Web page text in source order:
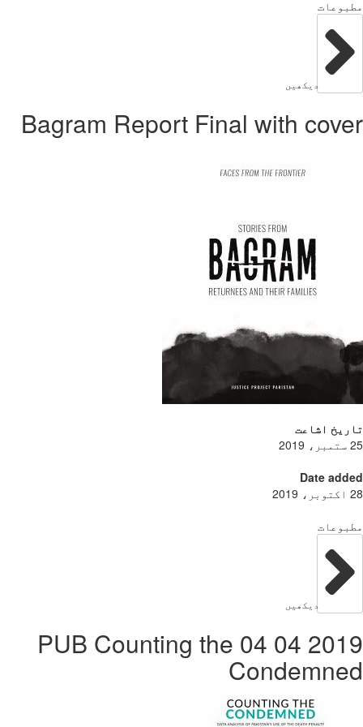
دیکھیں
Bagram Report Final with
اشاعت
Date
دیکھیں
2019 04 04 PUB Counting the